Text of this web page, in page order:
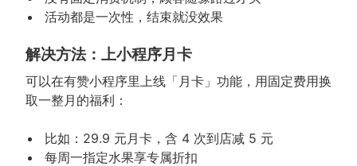
活动都是一次性，结束就没效果
解决方法：上小程序月卡
可以在有赞小程序里上线「月卡」功能，用固定费用换
取一整月的福利：
比如：29.9 元月卡，含 4 次到店减 5 元
每周一指定水果享专属折扣